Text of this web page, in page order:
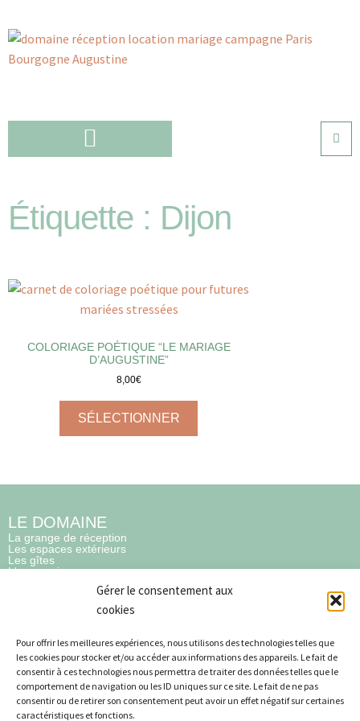
Gérer le consentement aux
cookies
Pour offrir les meilleures expériences, nous utilisons des technologies telles que
les cookies pour stocker et/ou accéder aux informations des appareils. Le fait de
consentir à ces technologies nous permettra de traiter des données telles que le
comportement de navigation ou les ID uniques sur ce site. Le fait de ne pas
consentir ou de retirer son consentement peut avoir un effet négatif sur certaines
caractéristiques et fonctions.
Étiquette : Dijon
COLORIAGE POÉTIQUE “LE MARIAGE
D’AUGUSTINE”
8,00€
SÉLECTIONNER
LE DOMAINE
La grange de réception
Les espaces extérieurs
Les gîtes
L'orangerie
LIENS RAPIDES
À propos
Contact
E-book